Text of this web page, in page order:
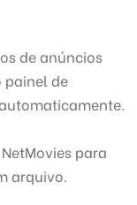
de anúncios
painel de
para
arquivo.